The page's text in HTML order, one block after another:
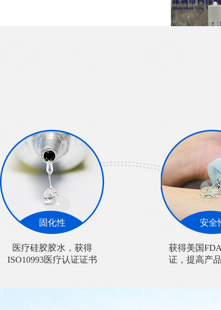
医用硅胶显
固化性
医疗硅胶胶水，获得
ISO10993医疗认证证书
安全
获得美国
证，提高产